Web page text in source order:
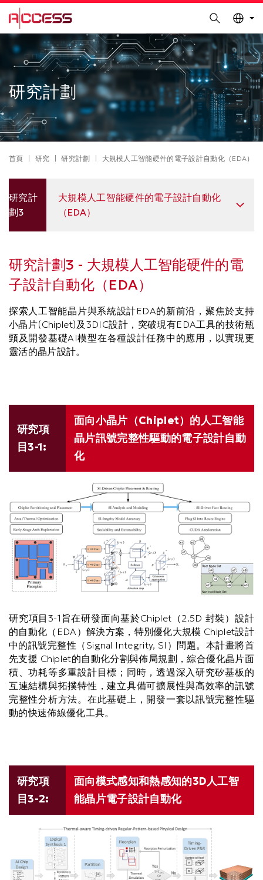
Skip
main
content
生活@科大
圖書館
校園地圖及指南
工作@科大
教授簡錄
認識科大
Sections
研究計劃
Breadcrumb
首頁 研究 研究計劃 大規模人工智能硬件的電子設計自動化（EDA）
Column
大規模人工智能硬件的電子設計自動化
（EDA）
研究計
劃3
Right
Column
Text
Area
研究計劃3 - 大規模人工智能硬件的電
子設計自動化（EDA）
探索人工智能晶片與系統設計EDA的新前沿，聚焦於支持
小晶片(Chiplet)及3DIC設計，突破現有EDA工具的技術瓶
頸及開發基礎AI模型在各種設計任務中的應用，以實現更
靈活的晶片設計。
Area
研究項
目3-1:
面向小晶片（Chiplet）的人工智能
晶片訊號完整性驅動的電子設計自動
化
研究項目3-1旨在研發面向基於Chiplet（2.5D 封裝）設計
的自動化（EDA）解決方案，特別優化大規模 Chiplet設計
中的訊號完整性（Signal Integrity, SI）問題。本計畫將首
先支援 Chiplet的自動化分割與佈局規劃，綜合優化晶片面
積、功耗等多重設計目標；同時，透過深入研究矽基板的
互連結構與拓撲特性，建立具備可擴展性與高效率的訊號
完整性分析方法。在此基礎上，開發一套以訊號完整性驅
動的快速佈線優化工具。
Area
研究項
目3-2:
面向模式感知和熱感知的3D人工智
能晶片電子設計自動化